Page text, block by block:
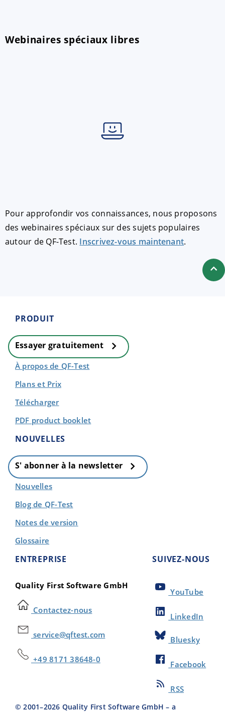
Webinaires spéciaux libres
Pour approfondir vos connaissances, nous proposons
des webinaires spéciaux sur des sujets populaires
autour de QF-Test. Inscrivez-vous maintenant.
PRODUIT
Essayer gratuitement
À propos de QF-Test
Plans et Prix
Télécharger
PDF product booklet
NOUVELLES
S' abonner à la newsletter
Nouvelles
Blog de QF-Test
Notes de version
Glossaire
ENTREPRISE
Quality First Software GmbH
Contactez-nous
service@qftest.com
+49 8171 38648-0
SUIVEZ-NOUS
YouTube
LinkedIn
Bluesky
Facebook
RSS
© 2001–2026 Quality First Software GmbH – a